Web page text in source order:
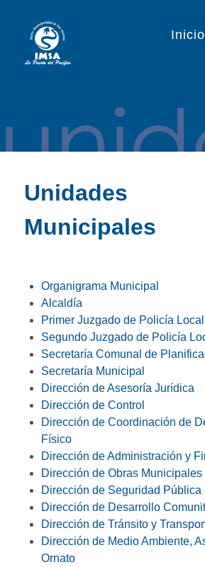
Inicio
Unidades
Municipales
Organigrama Municipal
Alcaldía
Primer Juzgado de Policía Local
Segundo Juzgado de Policía
Secretaría Comunal de
Secretaría Municipal
Dirección de Asesoría Jurídica
Dirección de Control
Dirección de Coordinación de
Físico
Dirección de Administración y
Dirección de Obras Municipales
Dirección de Seguridad Pública
Dirección de Desarrollo
Dirección de Tránsito y
Dirección de Medio Ambiente,
Ornato